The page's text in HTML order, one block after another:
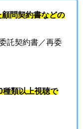
問契約書などの
託契約書／再委
種類以上視聴で